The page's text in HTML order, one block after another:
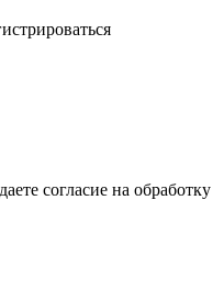
согласие на обработку